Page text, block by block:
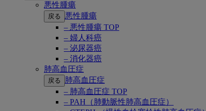
悪性腫瘍
戻る
悪性腫瘍
– 悪性腫瘍 TOP
– 婦人科癌
– 泌尿器癌
– 消化器癌
肺高血圧症
戻る
肺高血圧症
– 肺高血圧症 TOP
– PAH（肺動脈性肺高血圧症）